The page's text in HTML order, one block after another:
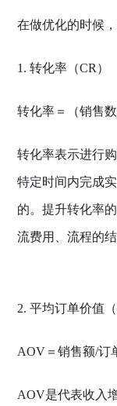
在做优化的时候
1. 转化率（CR）
转化率＝（销售
转化率表示进行
特定时间内完成
的。提升转化率
流费用、流程的结
2. 平均订单价值（
AOV＝销售额/订
AOV是代表收入